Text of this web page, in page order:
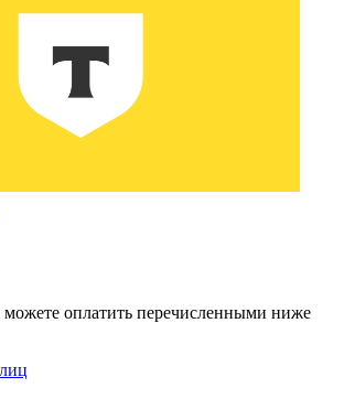
оплатить перечисленными ниже